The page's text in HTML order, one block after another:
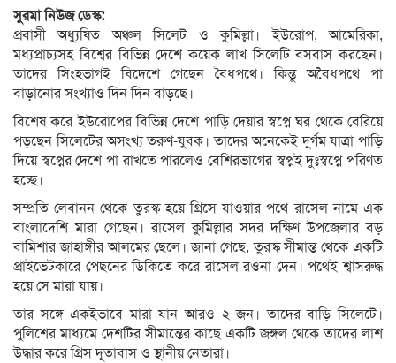
সুরমা নিউজ ডেস্ক:
প্রবাসী অধ্যুষিত অঞ্চল সিলেট ও কুমিল্লা। ইউরোপ, আমেরিকা,
মধ্যপ্রাচ্যসহ বিশ্বের বিভিন্ন দেশে কয়েক লাখ সিলেটি বসবাস করছেন।
তাদের সিংহভাগই বিদেশে গেছেন বৈধপথে। কিন্তু অবৈধপথে পা
বাড়ানোর সংখ্যাও দিন দিন বাড়ছে।
বিশেষ করে ইউরোপের বিভিন্ন দেশে পাড়ি দেয়ার স্বপ্নে ঘর থেকে বেরিয়ে
পড়ছেন সিলেটের অসংখ্য তরুণ-যুবক। তাদের অনেকেই দুর্গম যাত্রা পাড়ি
দিয়ে স্বপ্নের দেশে পা রাখতে পারলেও বেশিরভাগের স্বপ্নই দুঃস্বপ্নে পরিণত
হচ্ছে।
সম্প্রতি লেবানন থেকে তুরস্ক হয়ে গ্রিসে যাওয়ার পথে রাসেল নামে এক
বাংলাদেশি মারা গেছেন। রাসেল কুমিল্লার সদর দক্ষিণ উপজেলার বড়
বামিশার জাহাঙ্গীর আলমের ছেলে। জানা গেছে, তুরস্ক সীমান্ত থেকে একটি
প্রাইভেটকারে পেছনের ডিকিতে করে রাসেল রওনা দেন। পথেই শ্বাসরুদ্ধ
হয়ে সে মারা যায়।
তার সঙ্গে একইভাবে মারা যান আরও ২ জন। তাদের বাড়ি সিলেটে।
পুলিশের মাধ্যমে দেশটির সীমান্তের কাছে একটি জঙ্গল থেকে তাদের লাশ
উদ্ধার করে গ্রিস দূতাবাস ও স্থানীয় নেতারা।